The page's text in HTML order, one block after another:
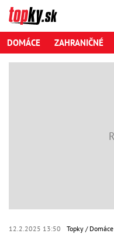
DOMÁCE ZAHRANIČNÉ
12.2.2025 13:50 Topky Domáce